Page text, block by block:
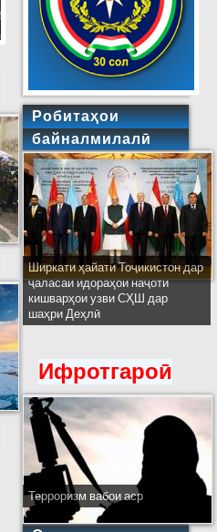
Робитаҳои
байналмилалӣ
Ширкати ҳайати Тоҷикистон дар
ҷаласаи идораҳои наҷоти
кишварҳои узви СҲШ дар
шаҳри Деҳлӣ
Ифротгароӣ
Терроризм вабои аср